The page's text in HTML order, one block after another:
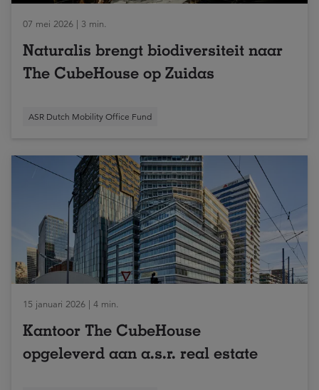
07 mei 2026 | 3 min.
Naturalis brengt biodiversiteit naar
The CubeHouse op Zuidas
ASR Dutch Mobility Office Fund
15 januari 2026 | 4 min.
Kantoor The CubeHouse
opgeleverd aan a.s.r. real estate